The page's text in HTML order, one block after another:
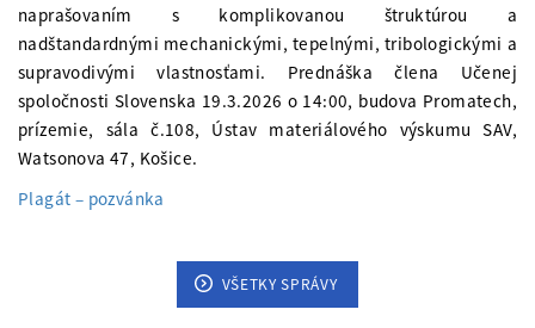
naprašovaním s komplikovanou štruktúrou a
nadštandardnými mechanickými, tepelnými, tribologickými a
supravodivými vlastnosťami. Prednáška člena Učenej
spoločnosti Slovenska 19.3.2026 o 14:00, budova Promatech,
prízemie, sála č.108, Ústav materiálového výskumu SAV,
Watsonova 47, Košice.
Plagát – pozvánka
VŠETKY SPRÁVY